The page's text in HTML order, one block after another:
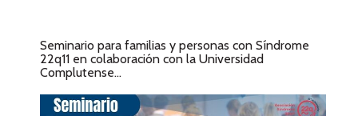
Seminario para familias y personas con Síndrome
22q11 en colaboración con la Universidad
Complutense...